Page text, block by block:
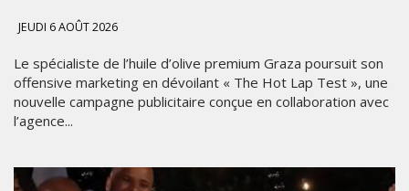
JEUDI 6 AOÛT 2026
Le spécialiste de l’huile d’olive premium Graza poursuit son
offensive marketing en dévoilant « The Hot Lap Test », une
nouvelle campagne publicitaire conçue en collaboration avec
l’agence...